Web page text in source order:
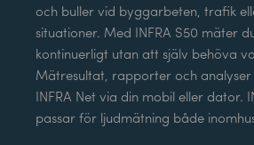
och buller vid byggarbeten, trafik
situationer. Med INFRA S50 mäter
kontinuerligt utan att själv behöva
Mätresultat, rapporter och analyser
INFRA Net via din mobil eller dator.
passar för ljudmätning både